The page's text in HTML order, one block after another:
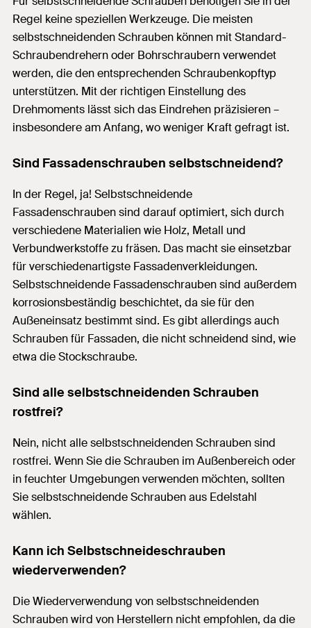
Regel keine speziellen Werkzeuge. Die meisten
selbstschneidenden Schrauben können mit Standard-
Schraubendrehern oder Bohrschraubern verwendet
werden, die den entsprechenden Schraubenkopftyp
unterstützen. Mit der richtigen Einstellung des
Drehmoments lässt sich das Eindrehen präzisieren –
insbesondere am Anfang, wo weniger Kraft gefragt ist.
Sind Fassadenschrauben selbstschneidend?
In der Regel, ja! Selbstschneidende
Fassadenschrauben sind darauf optimiert, sich durch
verschiedene Materialien wie Holz, Metall und
Verbundwerkstoffe zu fräsen. Das macht sie einsetzbar
für verschiedenartigste Fassadenverkleidungen.
Selbstschneidende Fassadenschrauben sind außerdem
korrosionsbeständig beschichtet, da sie für den
Außeneinsatz bestimmt sind. Es gibt allerdings auch
Schrauben für Fassaden, die nicht schneidend sind, wie
etwa die Stockschraube.
Sind alle selbstschneidenden Schrauben
rostfrei?
Nein, nicht alle selbstschneidenden Schrauben sind
rostfrei. Wenn Sie die Schrauben im Außenbereich oder
in feuchter Umgebungen verwenden möchten, sollten
Sie selbstschneidende Schrauben aus Edelstahl
wählen.
Kann ich Selbstschneideschrauben
wiederverwenden?
Die Wiederverwendung von selbstschneidenden
Schrauben wird von Herstellern nicht empfohlen, da die